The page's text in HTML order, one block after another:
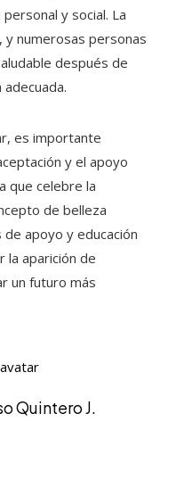
y social. La
y numerosas personas
después de
es importante
y el apoyo
que celebre la
de belleza
apoyo y educación
la aparición de
un futuro más
Quintero J.